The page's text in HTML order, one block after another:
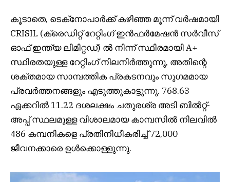
കൂടാതെ, ടെക്‌നോപാർക്ക് കഴിഞ്ഞ മൂന്ന് വർഷമായി
CRISIL (ക്രെഡിറ്റ് റേറ്റിംഗ് ഇൻഫർമേഷൻ സർവീസ്
ഓഫ് ഇന്ത്യ ലിമിറ്റഡ്) ൽ നിന്ന് സ്ഥിരമായി A+
സ്ഥിരതയുള്ള റേറ്റിംഗ് നിലനിർത്തുന്നു, അതിന്റെ
ശക്തമായ സാമ്പത്തിക പ്രകടനവും സുഗമമായ
പ്രവർത്തനങ്ങളും എടുത്തുകാട്ടുന്നു. 768.63
ഏക്കറിൽ 11.22 ദശലക്ഷം ചതുരശ്ര അടി ബിൽറ്റ്-
അപ്പ് സ്ഥലമുള്ള വിശാലമായ കാമ്പസിൽ നിലവിൽ
486 കമ്പനികളെ പ്രതിനിധീകരിച്ച് 72,000
ജീവനക്കാരെ ഉൾക്കൊള്ളുന്നു.